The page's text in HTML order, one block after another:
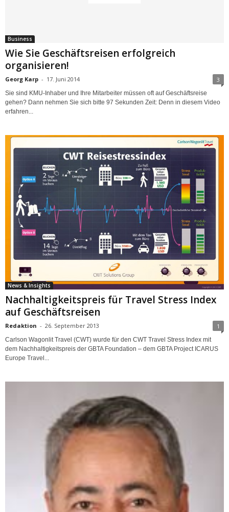
Business
Wie Sie Geschäftsreisen erfolgreich
organisieren!
Georg Karp - 17. Juni 2014 3
Sie sind KMU-Inhaber und Ihre Mitarbeiter müssen oft auf Geschäftsreise
gehen? Dann nehmen Sie sich bitte 97 Sekunden Zeit: Denn in diesem Video
erfahren...
News & Insights
Nachhaltigkeitspreis für Travel Stress Index
auf Geschäftsreisen
Redaktion - 26. September 2013 1
Carlson Wagonlit Travel (CWT) wurde für den CWT Travel Stress Index mit
dem Nachhaltigkeitspreis der GBTA Foundation – dem GBTA Project ICARUS
Europe Travel...